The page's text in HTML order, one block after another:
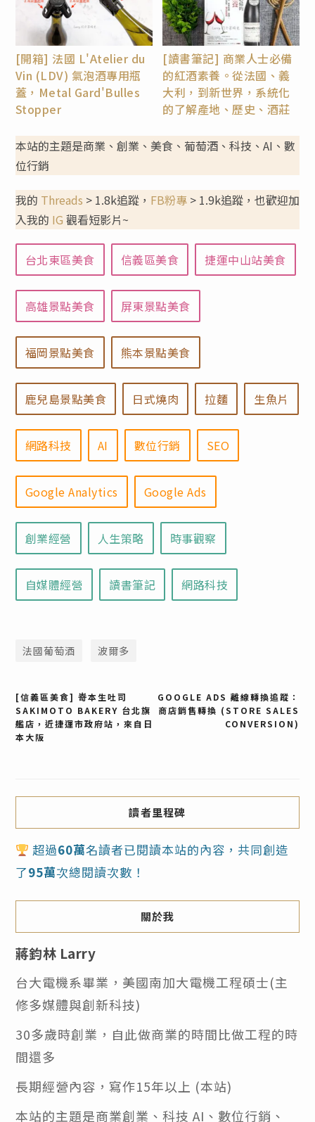
[開箱] 法國 L'Atelier du
Vin (LDV) 氣泡酒專用瓶
蓋，Metal Gard'Bulles
Stopper
[讀書筆記] 商業人士必備
的紅酒素養。從法國、義
大利，到新世界，系統化
的了解產地、歷史、酒莊
本站的主題是商業、創業、美食、葡萄酒、科技、AI、數
位行銷
我的 Threads > 1.8k追蹤， FB粉專> 1.9k追蹤，也歡迎加
入我的 IG 觀看短影片~
台北東區美食 信義區美食 捷運中山站美食
高雄景點美食 屏東景點美食
福岡景點美食 熊本景點美食
鹿兒島景點美食 日式燒肉 拉麵 生魚片
網路科技 AI 數位行銷 SEO
Google Analytics Google Ads
創業經營 人生策略 時事觀察
自媒體經營 讀書筆記 網路科技
法國葡萄酒 波爾多
文
章
GOOGLE ADS 離線轉換追蹤：
商店銷售轉換 (STORE SALES
CONVERSION)
[信義區美食] 嵜本生吐司
SAKIMOTO BAKERY 台北旗
艦店，近捷運市政府站，來自日
本大阪
讀者里程碑
超過60萬名讀者已閱讀本站的內容，共同創造
了95萬次總閱讀次數！
關於我
蔣鈞林 Larry
台大電機系畢業，美國南加大電機工程碩士(主
修多媒體與創新科技)
30多歲時創業，自此做商業的時間比做工程的時
間還多
長期經營內容，寫作15年以上 (本站)
本站的主題是商業創業、科技 AI、數位行銷、